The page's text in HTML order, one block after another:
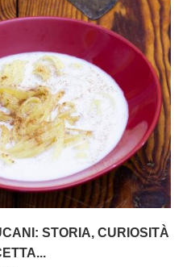
STORIA, CURIOSITÀ